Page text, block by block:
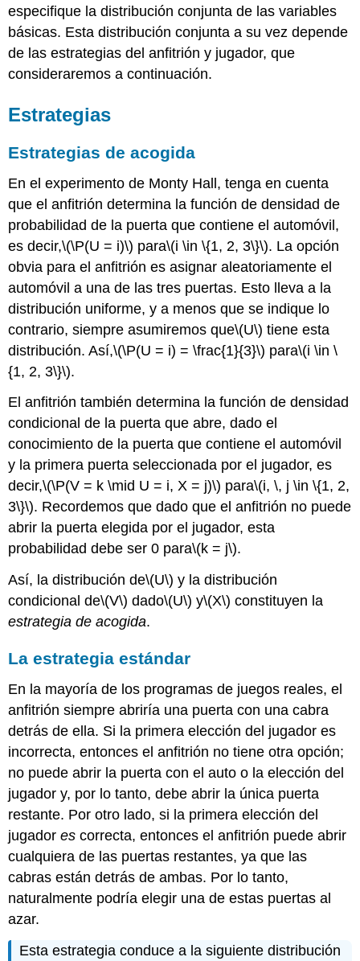
especifique la distribución conjunta de las variables
básicas. Esta distribución conjunta a su vez depende
de las estrategias del anfitrión y jugador, que
consideraremos a continuación.
Estrategias
Estrategias de acogida
En el experimento de Monty Hall, tenga en cuenta
que el anfitrión determina la función de densidad de
probabilidad de la puerta que contiene el automóvil,
es decir,\(\P(U = i)\) para\(i \in \{1, 2, 3\}\). La opción
obvia para el anfitrión es asignar aleatoriamente el
automóvil a una de las tres puertas. Esto lleva a la
distribución uniforme, y a menos que se indique lo
contrario, siempre asumiremos que\(U\) tiene esta
distribución. Así,\(\P(U = i) = \frac{1}{3}\) para\(i \in \
{1, 2, 3\}\).
El anfitrión también determina la función de densidad
condicional de la puerta que abre, dado el
conocimiento de la puerta que contiene el automóvil
y la primera puerta seleccionada por el jugador, es
decir,\(\P(V = k \mid U = i, X = j)\) para\(i, \, j \in \{1, 2,
3\}\). Recordemos que dado que el anfitrión no puede
abrir la puerta elegida por el jugador, esta
probabilidad debe ser 0 para\(k = j\).
Así, la distribución de\(U\) y la distribución
condicional de\(V\) dado\(U\) y\(X\) constituyen la
estrategia de acogida.
La estrategia estándar
En la mayoría de los programas de juegos reales, el
anfitrión siempre abriría una puerta con una cabra
detrás de ella. Si la primera elección del jugador es
incorrecta, entonces el anfitrión no tiene otra opción;
no puede abrir la puerta con el auto o la elección del
jugador y, por lo tanto, debe abrir la única puerta
restante. Por otro lado, si la primera elección del
jugadores correcta, entonces el anfitrión puede abrir
cualquiera de las puertas restantes, ya que las
cabras están detrás de ambas. Por lo tanto,
naturalmente podría elegir una de estas puertas al
azar.
Esta estrategia conduce a la siguiente distribución